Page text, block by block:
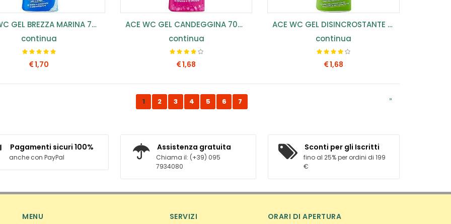
ACE WC GEL BREZZA MARINA 700 ML (CONF.12 PZ) ...
continua
1,70
ACE WC GEL CANDEGGINA 700 ML (CONF.12PZ) ...
continua
1,68
COMPRA SUBITO
ACE WC GEL DISINCROSTANTE 700 ML (CONF.12PZ) ...
continua
1,68
1 2 3 4 5 6 7 »
Pagamenti sicuri 100%
anche con PayPal
Assistenza gratuita
Chiama il: (+39) 095
7934080
Sconti per gli Iscritti
fino al 25% per ordini di 199
€
MENU SERVIZI ORARI DI APERTURA